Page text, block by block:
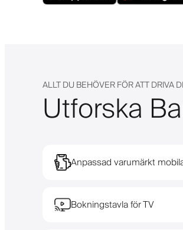
ALLT DU BEHÖVER FÖR ATT DRIVA
Utforska
Anpassad varumärkt
Bokningstavla för TV